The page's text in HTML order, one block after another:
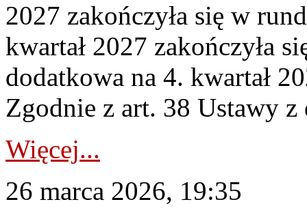
2027 zakończyła się w
kwartał 2027 zakończyła
dodatkowa na 4. kwartał
Zgodnie z art. 38 Ustawy
Więcej...
26 marca 2026, 19:35